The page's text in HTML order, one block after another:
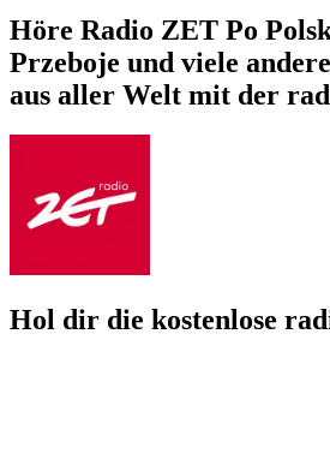
Höre Radio ZET Po
Przeboje und viele
aus aller Welt mit der
Hol dir die kostenlose